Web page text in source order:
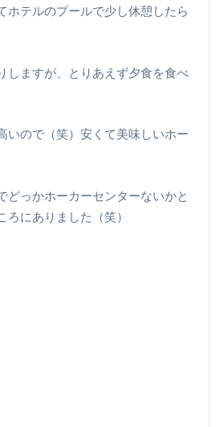
ホテルのプールで少し休憩したら
しますが、とりあえず夕食を食べ
いので（笑）安くて美味しいホー
どっかホーカーセンターないかと
にありました（笑）